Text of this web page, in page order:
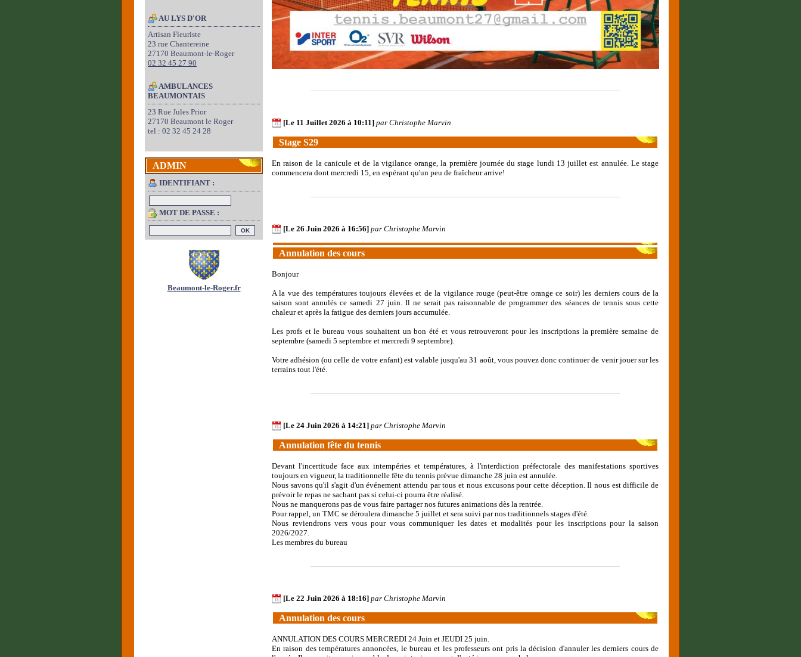
AU LYS D'OR
Artisan Fleuriste
23 rue Chantereine
27170 Beaumont-le-Roger
02 32 45 27 90
AMBULANCES
BEAUMONTAIS
23 Rue Jules Prior
27170 Beaumont le Roger
tel : 02 32 45 24 28
ADMIN
IDENTIFIANT :
MOT DE PASSE :
Beaumont-le-Roger.fr
[Le 11 Juillet 2026 à 10:11] par Christophe Marvin
Stage S29
En raison de la canicule et de la vigilance orange, la première journée du stage lundi 13 juillet est annulée. Le stage
commencera dont mercredi 15, en espérant qu'un peu de fraîcheur arrive!
[Le 26 Juin 2026 à 16:56] par Christophe Marvin
Annulation des cours
Bonjour
A la vue des températures toujours élevées et de la vigilance rouge (peut-être orange ce soir) les derniers cours de la
saison sont annulés ce samedi 27 juin. Il ne serait pas raisonnable de programmer des séances de tennis sous cette
chaleur et après la fatigue des derniers jours accumulée.
Les profs et le bureau vous souhaitent un bon été et vous retrouveront pour les inscriptions la première semaine de
septembre (samedi 5 septembre et mercredi 9 septembre).
Votre adhésion (ou celle de votre enfant) est valable jusqu'au 31 août, vous pouvez donc continuer de venir jouer sur les
terrains tout l'été.
[Le 24 Juin 2026 à 14:21] par Christophe Marvin
Annulation fête du tennis
Devant l'incertitude face aux intempéries et températures, à l'interdiction préfectorale des manifestations sportives
toujours en vigueur, la traditionnelle fête du tennis prévue dimanche 28 juin est annulée.
Nous savons qu'il s'agit d'un événement attendu par tous et nous excusons pour cette déception. Il nous est difficile de
prévoir le repas ne sachant pas si celui-ci pourra être réalisé.
Nous ne manquerons pas de vous faire partager nos futures animations dès la rentrée.
Pour rappel, un TMC se déroulera dimanche 5 juillet et sera suivi par nos traditionnels stages d'été.
Nous reviendrons vers vous pour vous communiquer les dates et modalités pour les inscriptions pour la saison
2026/2027.
Les membres du bureau
[Le 22 Juin 2026 à 18:16] par Christophe Marvin
Annulation des cours
ANNULATION DES COURS MERCREDI 24 Juin et JEUDI 25 juin.
En raison des températures annoncées, le bureau et les professeurs ont pris la décision d'annuler les derniers cours de